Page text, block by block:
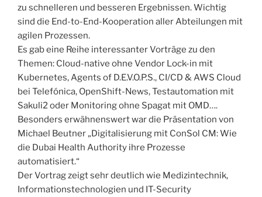
zu schnelleren und besseren Ergebnissen. Wichtig
sind die End-to-End-Kooperation aller Abteilungen mit
agilen Prozessen.
Es gab eine Reihe interessanter Vorträge zu den
Themen: Cloud-native ohne Vendor Lock-in mit
Kubernetes, Agents of D.E.V.O.P.S., CI/CD & AWS Cloud
bei Telefónica, OpenShift-News, Testautomation mit
Sakuli2 oder Monitoring ohne Spagat mit OMD….
Besonders erwähnenswert war die Präsentation von
Michael Beutner „Digitalisierung mit ConSol CM: Wie
die Dubai Health Authority ihre Prozesse
automatisiert.“
Der Vortrag zeigt sehr deutlich wie Medizintechnik,
Informationstechnologien und IT-Security